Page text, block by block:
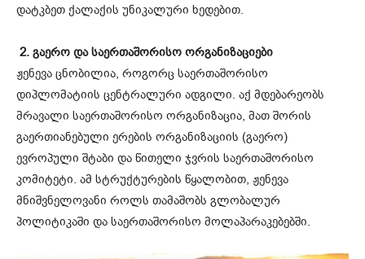
დატკბეთ ქალაქის უნიკალური ხედებით.
2. გაერო და საერთაშორისო ორგანიზაციები
ჟენევა ცნობილია, როგორც საერთაშორისო
დიპლომატიის ცენტრალური ადგილი. აქ მდებარეობს
მრავალი საერთაშორისო ორგანიზაცია, მათ შორის
გაერთიანებული ერების ორგანიზაციის (გაერო)
ევროპული შტაბი და წითელი ჯვრის საერთაშორისო
კომიტეტი. ამ სტრუქტურების წყალობით, ჟენევა
მნიშვნელოვანი როლს თამაშობს გლობალურ
პოლიტიკაში და საერთაშორისო მოლაპარაკებებში.